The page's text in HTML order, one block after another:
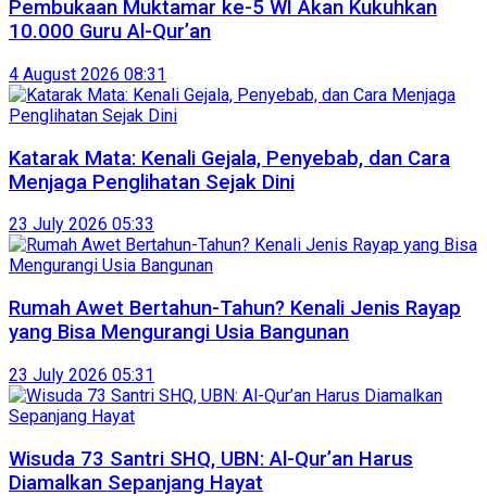
Pembukaan Muktamar ke-5 WI Akan Kukuhkan
10.000 Guru Al-Qur’an
4 August 2026 08:31
Katarak Mata: Kenali Gejala, Penyebab, dan Cara
Menjaga Penglihatan Sejak Dini
23 July 2026 05:33
Rumah Awet Bertahun-Tahun? Kenali Jenis Rayap
yang Bisa Mengurangi Usia Bangunan
23 July 2026 05:31
Wisuda 73 Santri SHQ, UBN: Al-Qur’an Harus
Diamalkan Sepanjang Hayat